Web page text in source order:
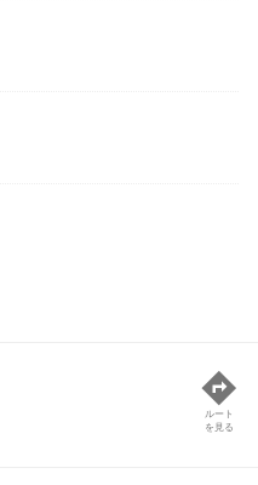
ルート
を見る